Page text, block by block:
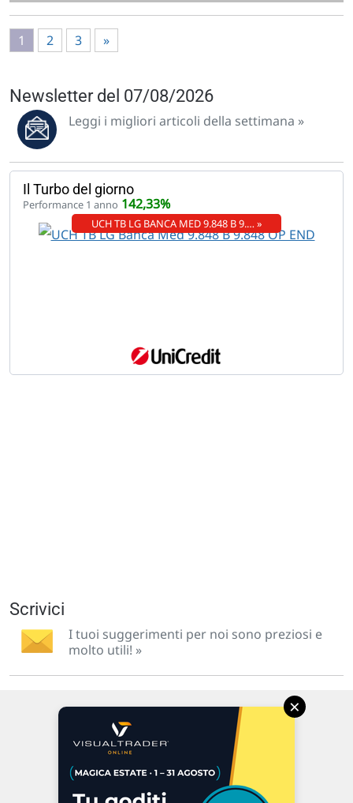
1 2 3 »
Newsletter del 07/08/2026
Leggi i migliori articoli della settimana »
Il Turbo del giorno
Performance 1 anno 142,33%
UCH TB LG BANCA MED 9.848 B 9.… »
Scrivici
I tuoi suggerimenti per noi sono preziosi e
molto utili! »
Via Macanno, 38/A
P.IVA 02 452 460 401
×